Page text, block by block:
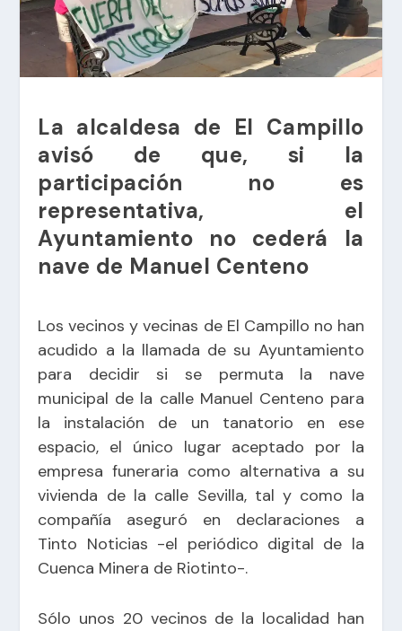
La alcaldesa de El Campillo
avisó de que, si la
participación no es
representativa, el
Ayuntamiento no cederá la
nave de Manuel Centeno
Los vecinos y vecinas de El Campillo no han
acudido a la llamada de su Ayuntamiento
para decidir si se permuta la nave
municipal de la calle Manuel Centeno para
la instalación de un tanatorio en ese
espacio, el único lugar aceptado por la
empresa funeraria como alternativa a su
vivienda de la calle Sevilla, tal y como la
compañía aseguró en declaraciones a
Tinto Noticias -el periódico digital de la
Cuenca Minera de Riotinto-.
Sólo unos 20 vecinos de la localidad han